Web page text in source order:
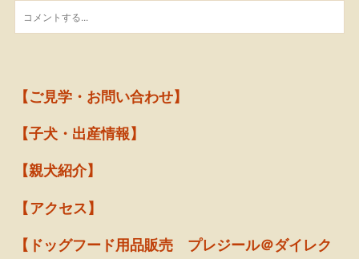
【ご見学・お問い合わせ】
【子犬・出産情報】
【親犬紹介】
【アクセス】
【ドッグフード用品販売 プレジール＠ダイレク